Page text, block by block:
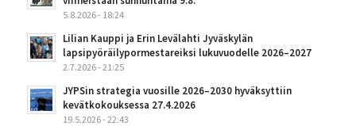
5.8.2026 - 18:24
Lilian Kauppi ja Erin Levälahti Jyväskylän
lapsipyöräilypormestareiksi lukuvuodelle 2026–2027
2.7.2026 - 21:25
JYPSin strategia vuosille 2026–2030 hyväksyttiin
kevätkokouksessa 27.4.2026
19.5.2026 - 22:43